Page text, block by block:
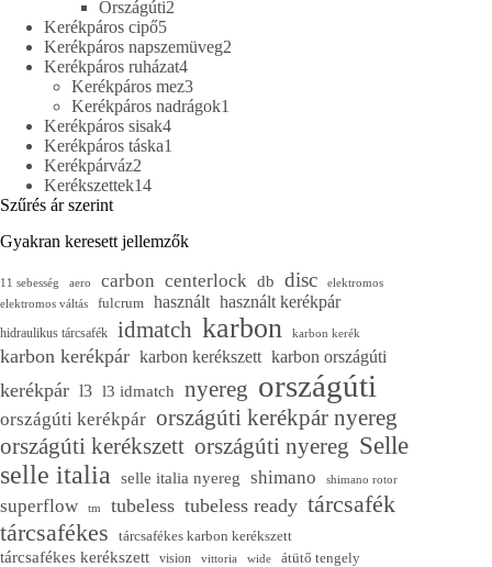
Országúti2
Kerékpáros cipő55
termék
Kerékpáros napszemüveg2
Kerékpáros ruházat44
termék
Kerékpáros mez33
termék
Kerékpáros nadrágok1
Kerékpáros sisak44
Kerékpáros táska1
Kerékpárváz2
termék
Kerékszettek1414
Szűrés ár szerint
Gyakran keresett jellemzők
11 sebesség aero carbon centerlock db disc
elektromos
elektromos váltás
fulcrum használt használt kerékpár
hidraulikus tárcsafék idmatch karbon karbon kerék
karbon kerékpár karbon kerékszett karbon országúti
kerékpár l3 l3 idmatch nyereg országúti
országúti kerékpár országúti kerékpár nyereg
országúti kerékszett országúti nyereg Selle
selle italia selle italia nyereg shimano shimano rotor
superflow tm tubeless tubeless ready tárcsafék
tárcsafékes
tárcsafékes karbon kerékszett
tárcsafékes kerékszett vision vittoria wide
átütő tengely